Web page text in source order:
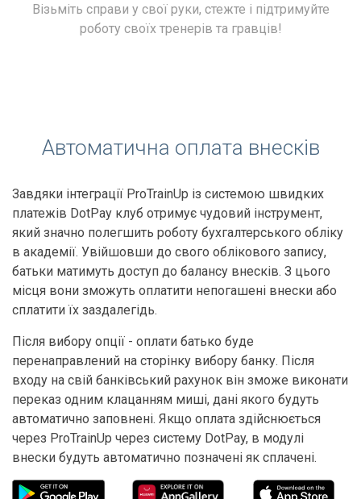
Візьміть справи у свої руки, стежте і підтримуйте
роботу своїх тренерів та гравців!
Автоматична оплата внесків
Завдяки інтеграції ProTrainUp із системою швидких
платежів DotPay клуб отримує чудовий інструмент,
який значно полегшить роботу бухгалтерського обліку
в академії. Увійшовши до свого облікового запису,
батьки матимуть доступ до балансу внесків. З цього
місця вони зможуть оплатити непогашені внески або
сплатити їх заздалегідь.
Після вибору опції - оплати батько буде
перенаправлений на сторінку вибору банку. Після
входу на свій банківський рахунок він зможе виконати
переказ одним клацанням миші, дані якого будуть
автоматично заповнені. Якщо оплата здійснюється
через ProTrainUp через систему DotPay, в модулі
внески будуть автоматично позначені як сплачені.